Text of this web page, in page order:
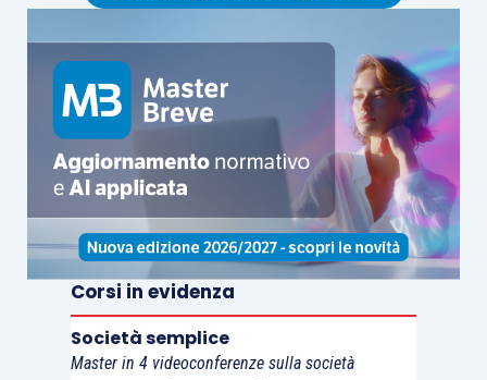
Corsi in evidenza
Società semplice
Master in 4 videoconferenze sulla società